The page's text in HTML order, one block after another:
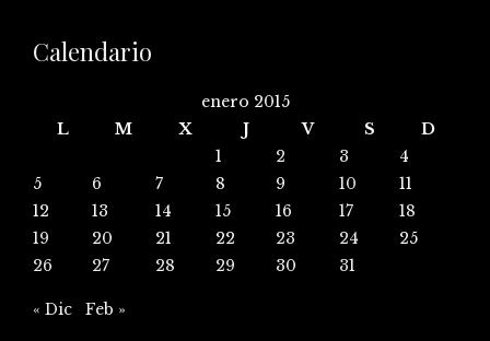
Calendario
enero 2015
L
M X J V S
D
1
2 3
4
5
6 7 8 9 10
11
12
13 14 15 16 17
18
19
20 21 22 23 24
25
26
27 28 29 30 31
« Dic Feb »